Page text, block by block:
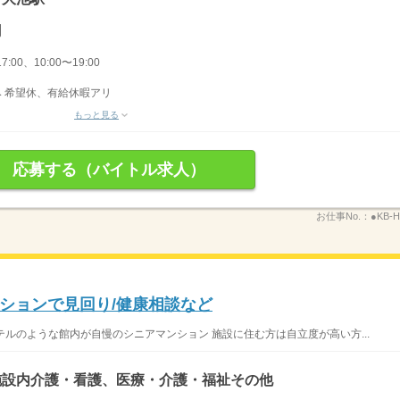
、10:00〜19:00
望休、有給休暇アリ
もっと見る
応募する（バイトル求人）
お仕事No.： ●KB-
ョンで見回り/健康相談など
のような館内が自慢のシニアマンション 施設に住む方は自立度が高い方...
内介護・看護、医療・介護・福祉その他